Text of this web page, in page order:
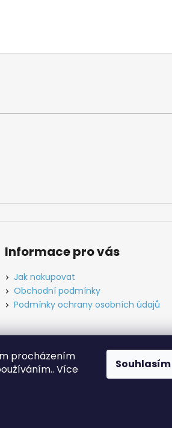
procházením
Více
Souhlasím
Informace pro vás
Jak nakupovat
Obchodní podmínky
Podmínky ochrany osobních údajů
velikostí Kontakt O nás Vytvořil